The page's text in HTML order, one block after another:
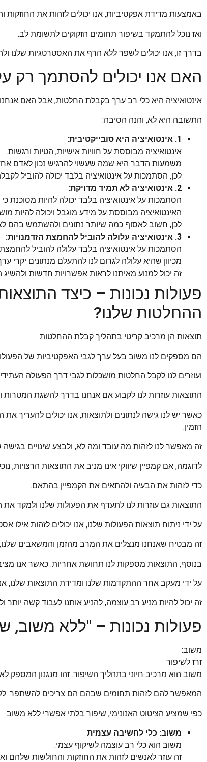
באמצעות מדידת אפקטיביות, אנו יכולים לזהות את החוזקות
ואז נוכל להתמקד בשיפור תחומים הזקוקים לתשומת לב.
בדרך זו, אנו יכולים לשפר ללא הרף את האסטרטגיות שלנו
האם אנו יכולים להסתמך רק
אינטואיציה היא כלי רב ערך בקבלת החלטות, אבל האם
התשובה היא לא, והנה הסיבה:
1. אינטואיציה היא סובייקטיבית:
אינטואיציה מבוססת על חוויות אישיות, הטיות ורגשות.
משמעות הדבר היא שמה שעשוי להרגיש נכון לאדם
לכן, הסתמכות על אינטואיציה בלבד יכולה להוביל
2. אינטואיציה לא תמיד מדויקת:
הסתמכות על אינטואיציה בלבד יכולה להיות מסוכנת
האינטואיציה מבוססת על מידע מוגבל ויכולה להיות
לכן, חשוב לאסוף כמה שיותר נתונים ולהשתמש בהם
3. אינטואיציה עלולה להוביל להחמצת הזדמנויות:
הסתמכות על אינטואיציה בלבד עלולה להוביל להחמצת
מכיוון שהיא עלולה לגרום לנו להתעלם מנתונים יקרי
זה יכול למנוע מאיתנו לראות אפשרויות חדשות
פעולות נכונות – כיצד
ההחלטות שלנו?
תוצאות הן מרכיב קריטי בתהליך קבלת ההחלטות.
הם מספקים לנו משוב בעל ערך לגבי האפקטיביות של
ועוזרים לנו לקבל החלטות מושכלות לגבי דרך הפעולה
התוצאות עוזרות לנו לקבוע אם אנחנו בדרך להשגת המטרות
כאשר יש לנו גישה לנתונים ולתוצאות, אנו יכולים
הזמין.
זה מאפשר לנו לזהות מה עובד ומה לא, ולבצע שינויים בגישה
לדוגמה, אם קמפיין שיווקי אינו מניב את התוצאות הרצויות,
כדי לזהות את הבעיה ולהתאים את הקמפיין בהתאם.
התוצאות גם עוזרות לנו לתעדף את הפעולות שלנו ולמקד
על ידי ניתוח תוצאות הפעולות שלנו, אנו יכולים לזהות
זה מבטיח שאנחנו מנצלים את המרב מהזמן והמשאבים
בנוסף, התוצאות מספקות לנו תחושת אחריות. כאשר אנו
על ידי מעקב אחר ההתקדמות שלנו ומדידת התוצאות שלנו,
זה יכול להיות מניע רב עוצמה, להניע אותנו לעבוד קשה יותר
פעולות נכונות – "ללא משוב,
משוב:
זרז לשיפור
משוב הוא מרכיב חיוני בתהליך השיפור. זהו מנגנון המספק
המאפשר להם לזהות תחומים שבהם הם צריכים להשתפר.
כפי שמציע הציטוט האנונימי, שיפור בלתי אפשרי ללא משוב.
משוב: כלי לחשיבה עצמית
משוב הוא כלי רב עוצמה לשיקוף עצמי.
זה עוזר לאנשים לזהות את החוזקות והחולשות